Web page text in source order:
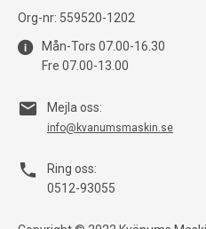
Org-nr: 559520-1202
Mån-Tors 07.00-16.30
Fre 07.00-13.00
Mejla oss:
info@kvanumsmaskin.se
Ring oss:
0512-93055